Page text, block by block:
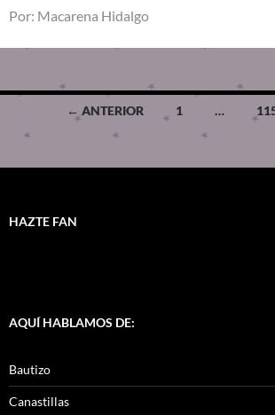
Por: Macarena Hidalgo
← ANTERIOR 1 …
HAZTE FAN
AQUÍ HABLAMOS DE:
Bautizo
Canastillas